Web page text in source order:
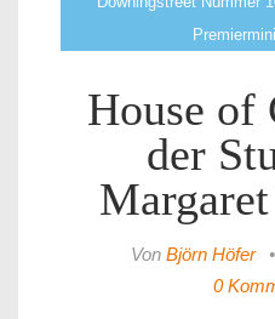
House of
der
Von Björn Höfer •
0